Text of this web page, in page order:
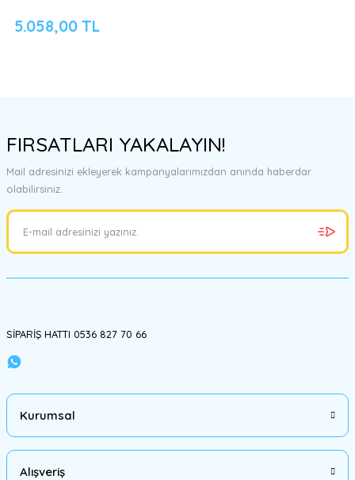
5.058,00 TL
FIRSATLARI YAKALAYIN!
Mail adresinizi ekleyerek kampanyalarımızdan anında haberdar
olabilirsiniz.
SİPARİŞ HATTI 0536 827 70 66
Kurumsal
Alışveriş